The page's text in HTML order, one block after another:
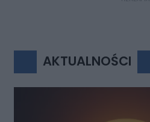
AKTUALNOŚCI